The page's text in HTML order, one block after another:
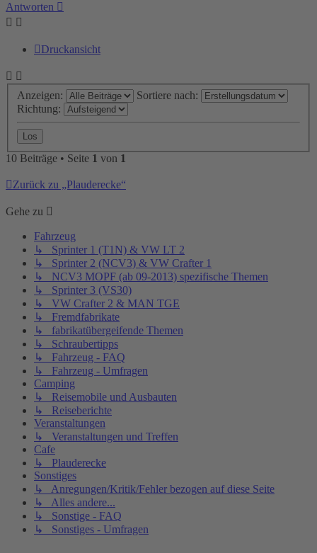
Antworten
Druckansicht
Anzeigen:
Sortiere nach:
Richtung:
10 Beiträge • Seite 1 von 1
Zurück zu „Plauderecke“
Gehe zu
Fahrzeug
↳ Sprinter 1 (T1N) & VW LT 2
↳ Sprinter 2 (NCV3) & VW Crafter 1
↳ NCV3 MOPF (ab 09-2013) spezifische Themen
↳ Sprinter 3 (VS30)
↳ VW Crafter 2 & MAN TGE
↳ Fremdfabrikate
↳ fabrikatübergeifende Themen
↳ Schraubertipps
↳ Fahrzeug - FAQ
↳ Fahrzeug - Umfragen
Camping
↳ Reisemobile und Ausbauten
↳ Reiseberichte
Veranstaltungen
↳ Veranstaltungen und Treffen
Cafe
↳ Plauderecke
Sonstiges
↳ Anregungen/Kritik/Fehler bezogen auf diese Seite
↳ Alles andere...
↳ Sonstige - FAQ
↳ Sonstiges - Umfragen